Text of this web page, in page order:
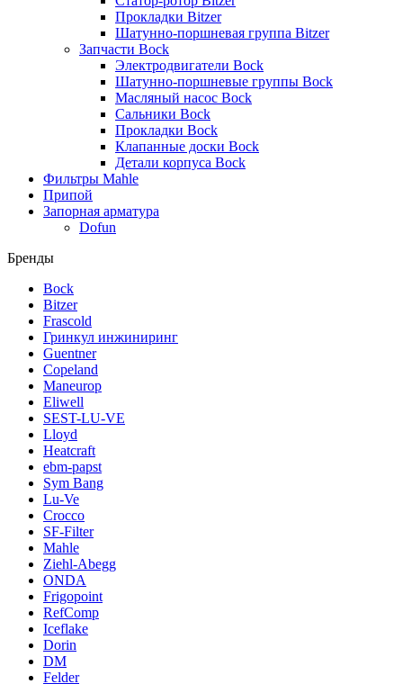
Прокладки Bitzer
Шатунно-поршневая группа Bitzer
Запчасти Bock
Электродвигатели Bock
Шатунно-поршневые группы Bock
Масляный насос Bock
Сальники Bock
Прокладки Bock
Клапанные доски Bock
Детали корпуса Bock
Фильтры Mahle
Припой
Запорная арматура
Dofun
Бренды
Bock
Bitzer
Frascold
Гринкул инжиниринг
Guentner
Copeland
Maneurop
Eliwell
SEST-LU-VE
Lloyd
Heatcraft
ebm-papst
Sym Bang
Lu-Ve
Crocco
SF-Filter
Mahle
Ziehl-Abegg
ONDA
Frigopoint
RefComp
Iceflake
Dorin
DM
Felder